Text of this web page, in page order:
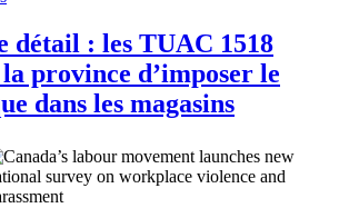
détail : les TUAC 1518
province d’imposer le
dans les magasins